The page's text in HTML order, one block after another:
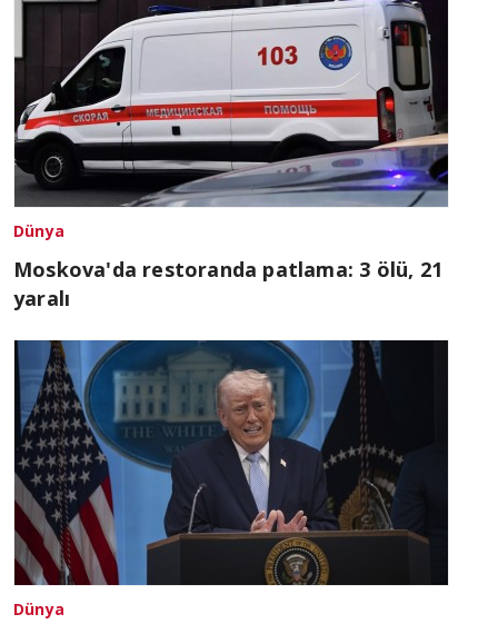
Dünya
Moskova'da restoranda patlama: 3 ölü, 21
yaralı
Dünya